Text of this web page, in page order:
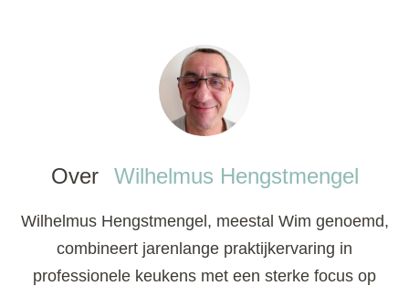
Over Wilhelmus Hengstmengel
Wilhelmus Hengstmengel, meestal Wim genoemd,
combineert jarenlange praktijkervaring in
professionele keukens met een sterke focus op